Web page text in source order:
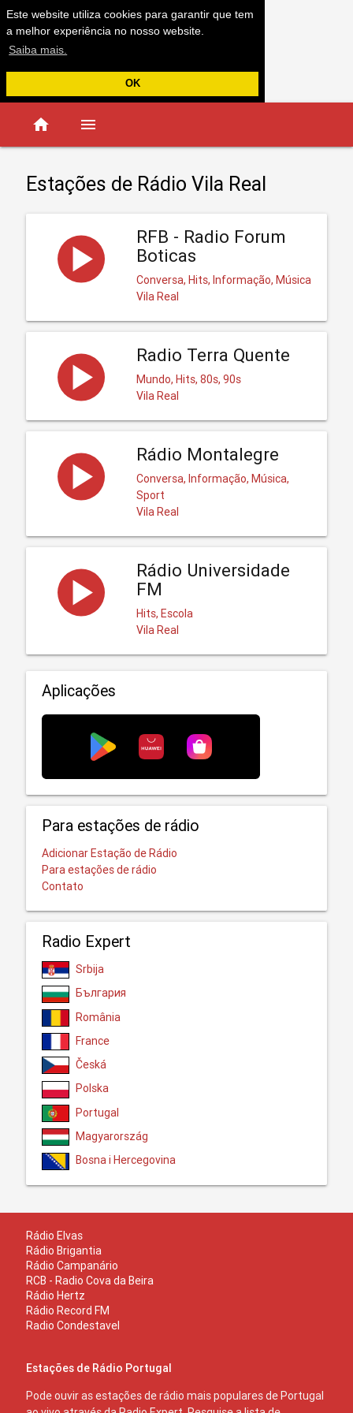
Este website utiliza cookies para garantir que tem
a melhor experiência no nosso website.
Saiba mais.
OK
home menu
Estações de Rádio Vila Real
RFB - Radio Forum
Boticas
Conversa, Hits, Informação, Música
Vila Real
Radio Terra Quente
Mundo, Hits, 80s, 90s
Vila Real
Rádio Montalegre
Conversa, Informação, Música,
Sport
Vila Real
Rádio Universidade
FM
Hits, Escola
Vila Real
Aplicações
Para estações de rádio
Adicionar Estação de Rádio
Para estações de rádio
Contato
Radio Expert
Srbija
България
România
France
Česká
Polska
Portugal
Magyarország
Bosna i Hercegovina
Rádio Elvas
Rádio Brigantia
Rádio Campanário
RCB - Radio Cova da Beira
Rádio Hertz
Rádio Record FM
Radio Condestavel
Estações de Rádio Portugal
Pode ouvir as estações de rádio mais populares de Portugal